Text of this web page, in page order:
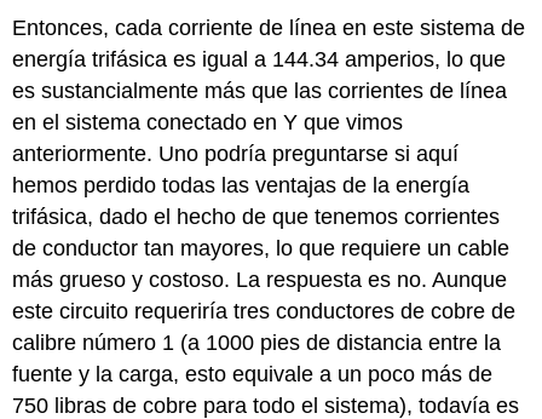
Entonces, cada corriente de línea en este sistema de
energía trifásica es igual a 144.34 amperios, lo que
es sustancialmente más que las corrientes de línea
en el sistema conectado en Y que vimos
anteriormente. Uno podría preguntarse si aquí
hemos perdido todas las ventajas de la energía
trifásica, dado el hecho de que tenemos corrientes
de conductor tan mayores, lo que requiere un cable
más grueso y costoso. La respuesta es no. Aunque
este circuito requeriría tres conductores de cobre de
calibre número 1 (a 1000 pies de distancia entre la
fuente y la carga, esto equivale a un poco más de
750 libras de cobre para todo el sistema), todavía es